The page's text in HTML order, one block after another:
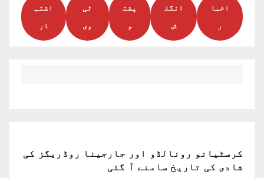
اخبا
ر
انگل
ش
پشت
و
ٹی
وی
اشتہ
ار
کرسٹیانو رونالڈو اور جارجینا روڈریگز کی
شادی کی تاریخ سامنے آ گئی